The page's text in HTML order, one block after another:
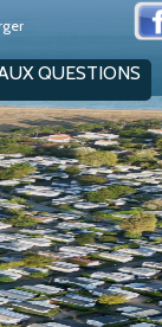
QUESTIONS